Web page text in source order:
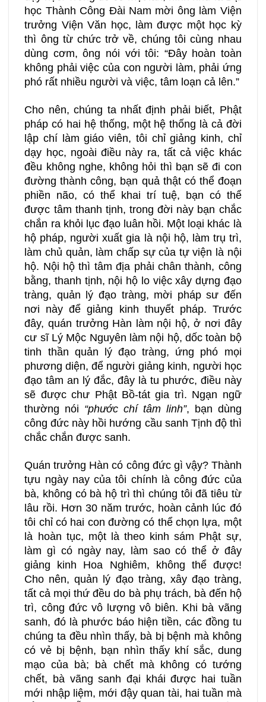
học Thành Công Đài Nam mời ông làm Viện
trưởng Viện Văn học, làm được một học kỳ
thì ông từ chức trở về, chúng tôi cùng nhau
dùng cơm, ông nói với tôi: “Đây hoàn toàn
không phải việc của con người làm, phải ứng
phó rất nhiều người và việc, tâm loạn cả lên.”
Cho nên, chúng ta nhất định phải biết, Phật
pháp có hai hệ thống, một hệ thống là cả đời
lập chí làm giáo viên, tôi chỉ giảng kinh, chỉ
dạy học, ngoài điều này ra, tất cả việc khác
đều không nghe, không hỏi thì bạn sẽ đi con
đường thành công, bạn quả thật có thể đoạn
phiền não, có thể khai trí tuệ, bạn có thể
được tâm thanh tịnh, trong đời này bạn chắc
chắn ra khỏi lục đạo luân hồi. Một loại khác là
hộ pháp, người xuất gia là nội hộ, làm trụ trì,
làm chủ quản, làm chấp sự của tự viện là nội
hộ. Nội hộ thì tâm địa phải chân thành, công
bằng, thanh tịnh, nội hộ lo việc xây dựng đạo
tràng, quản lý đạo tràng, mời pháp sư đến
nơi này để giảng kinh thuyết pháp. Trước
đây, quán trưởng Hàn làm nội hộ, ở nơi đây
cư sĩ Lý Mộc Nguyên làm nội hộ, dốc toàn bộ
tinh thần quản lý đạo tràng, ứng phó mọi
phương diện, để người giảng kinh, người học
đạo tâm an lý đắc, đây là tu phước, điều này
sẽ được chư Phật Bồ-tát gia trì. Ngạn ngữ
thường nói “phước chí tâm linh”, bạn dùng
công đức này hồi hướng cầu sanh Tịnh độ thì
chắc chắn được sanh.
Quán trưởng Hàn có công đức gì vậy? Thành
tựu ngày nay của tôi chính là công đức của
bà, không có bà hộ trì thì chúng tôi đã tiêu từ
lâu rồi. Hơn 30 năm trước, hoàn cảnh lúc đó
tôi chỉ có hai con đường có thể chọn lựa, một
là hoàn tục, một là theo kinh sám Phật sự,
làm gì có ngày nay, làm sao có thể ở đây
giảng kinh Hoa Nghiêm, không thể được!
Cho nên, quản lý đạo tràng, xây đạo tràng,
tất cả mọi thứ đều do bà phụ trách, bà đến hộ
trì, công đức vô lượng vô biên. Khi bà vãng
sanh, đó là phước báo hiện tiền, các đồng tu
chúng ta đều nhìn thấy, bà bị bệnh mà không
có vẻ bị bệnh, bạn nhìn thấy khí sắc, dung
mạo của bà; bà chết mà không có tướng
chết, bà vãng sanh đại khái được hai tuần
mới nhập liệm, mới đậy quan tài, hai tuần mà